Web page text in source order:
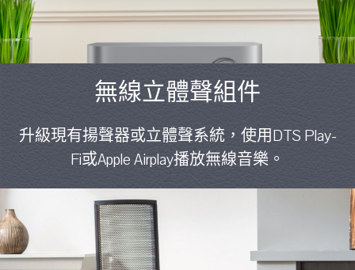
無線立體聲組件
升級現有揚聲器或立體聲系統，使用DTS Play-
Fi或Apple Airplay播放無線音樂。